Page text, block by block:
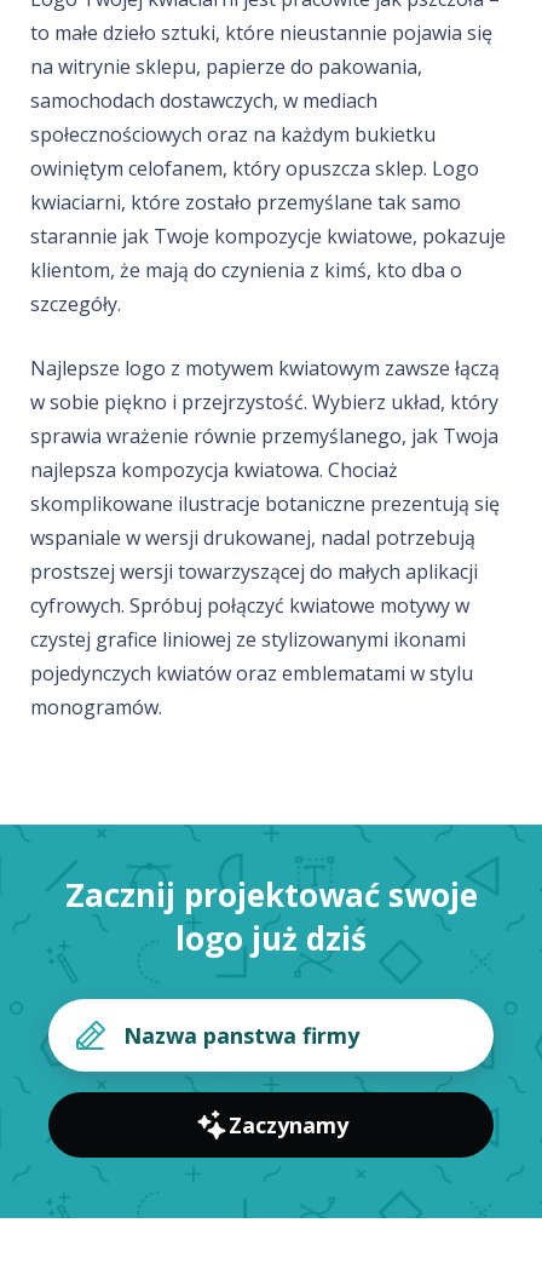
to małe dzieło sztuki, które nieustannie pojawia się
na witrynie sklepu, papierze do pakowania,
samochodach dostawczych, w mediach
społecznościowych oraz na każdym bukietku
owiniętym celofanem, który opuszcza sklep. Logo
kwiaciarni, które zostało przemyślane tak samo
starannie jak Twoje kompozycje kwiatowe, pokazuje
klientom, że mają do czynienia z kimś, kto dba o
szczegóły.
Najlepsze logo z motywem kwiatowym zawsze łączą
w sobie piękno i przejrzystość. Wybierz układ, który
sprawia wrażenie równie przemyślanego, jak Twoja
najlepsza kompozycja kwiatowa. Chociaż
skomplikowane ilustracje botaniczne prezentują się
wspaniale w wersji drukowanej, nadal potrzebują
prostszej wersji towarzyszącej do małych aplikacji
cyfrowych. Spróbuj połączyć kwiatowe motywy w
czystej grafice liniowej ze stylizowanymi ikonami
pojedynczych kwiatów oraz emblematami w stylu
monogramów.
Zacznij projektować swoje
logo już dziś
Zaczynamy